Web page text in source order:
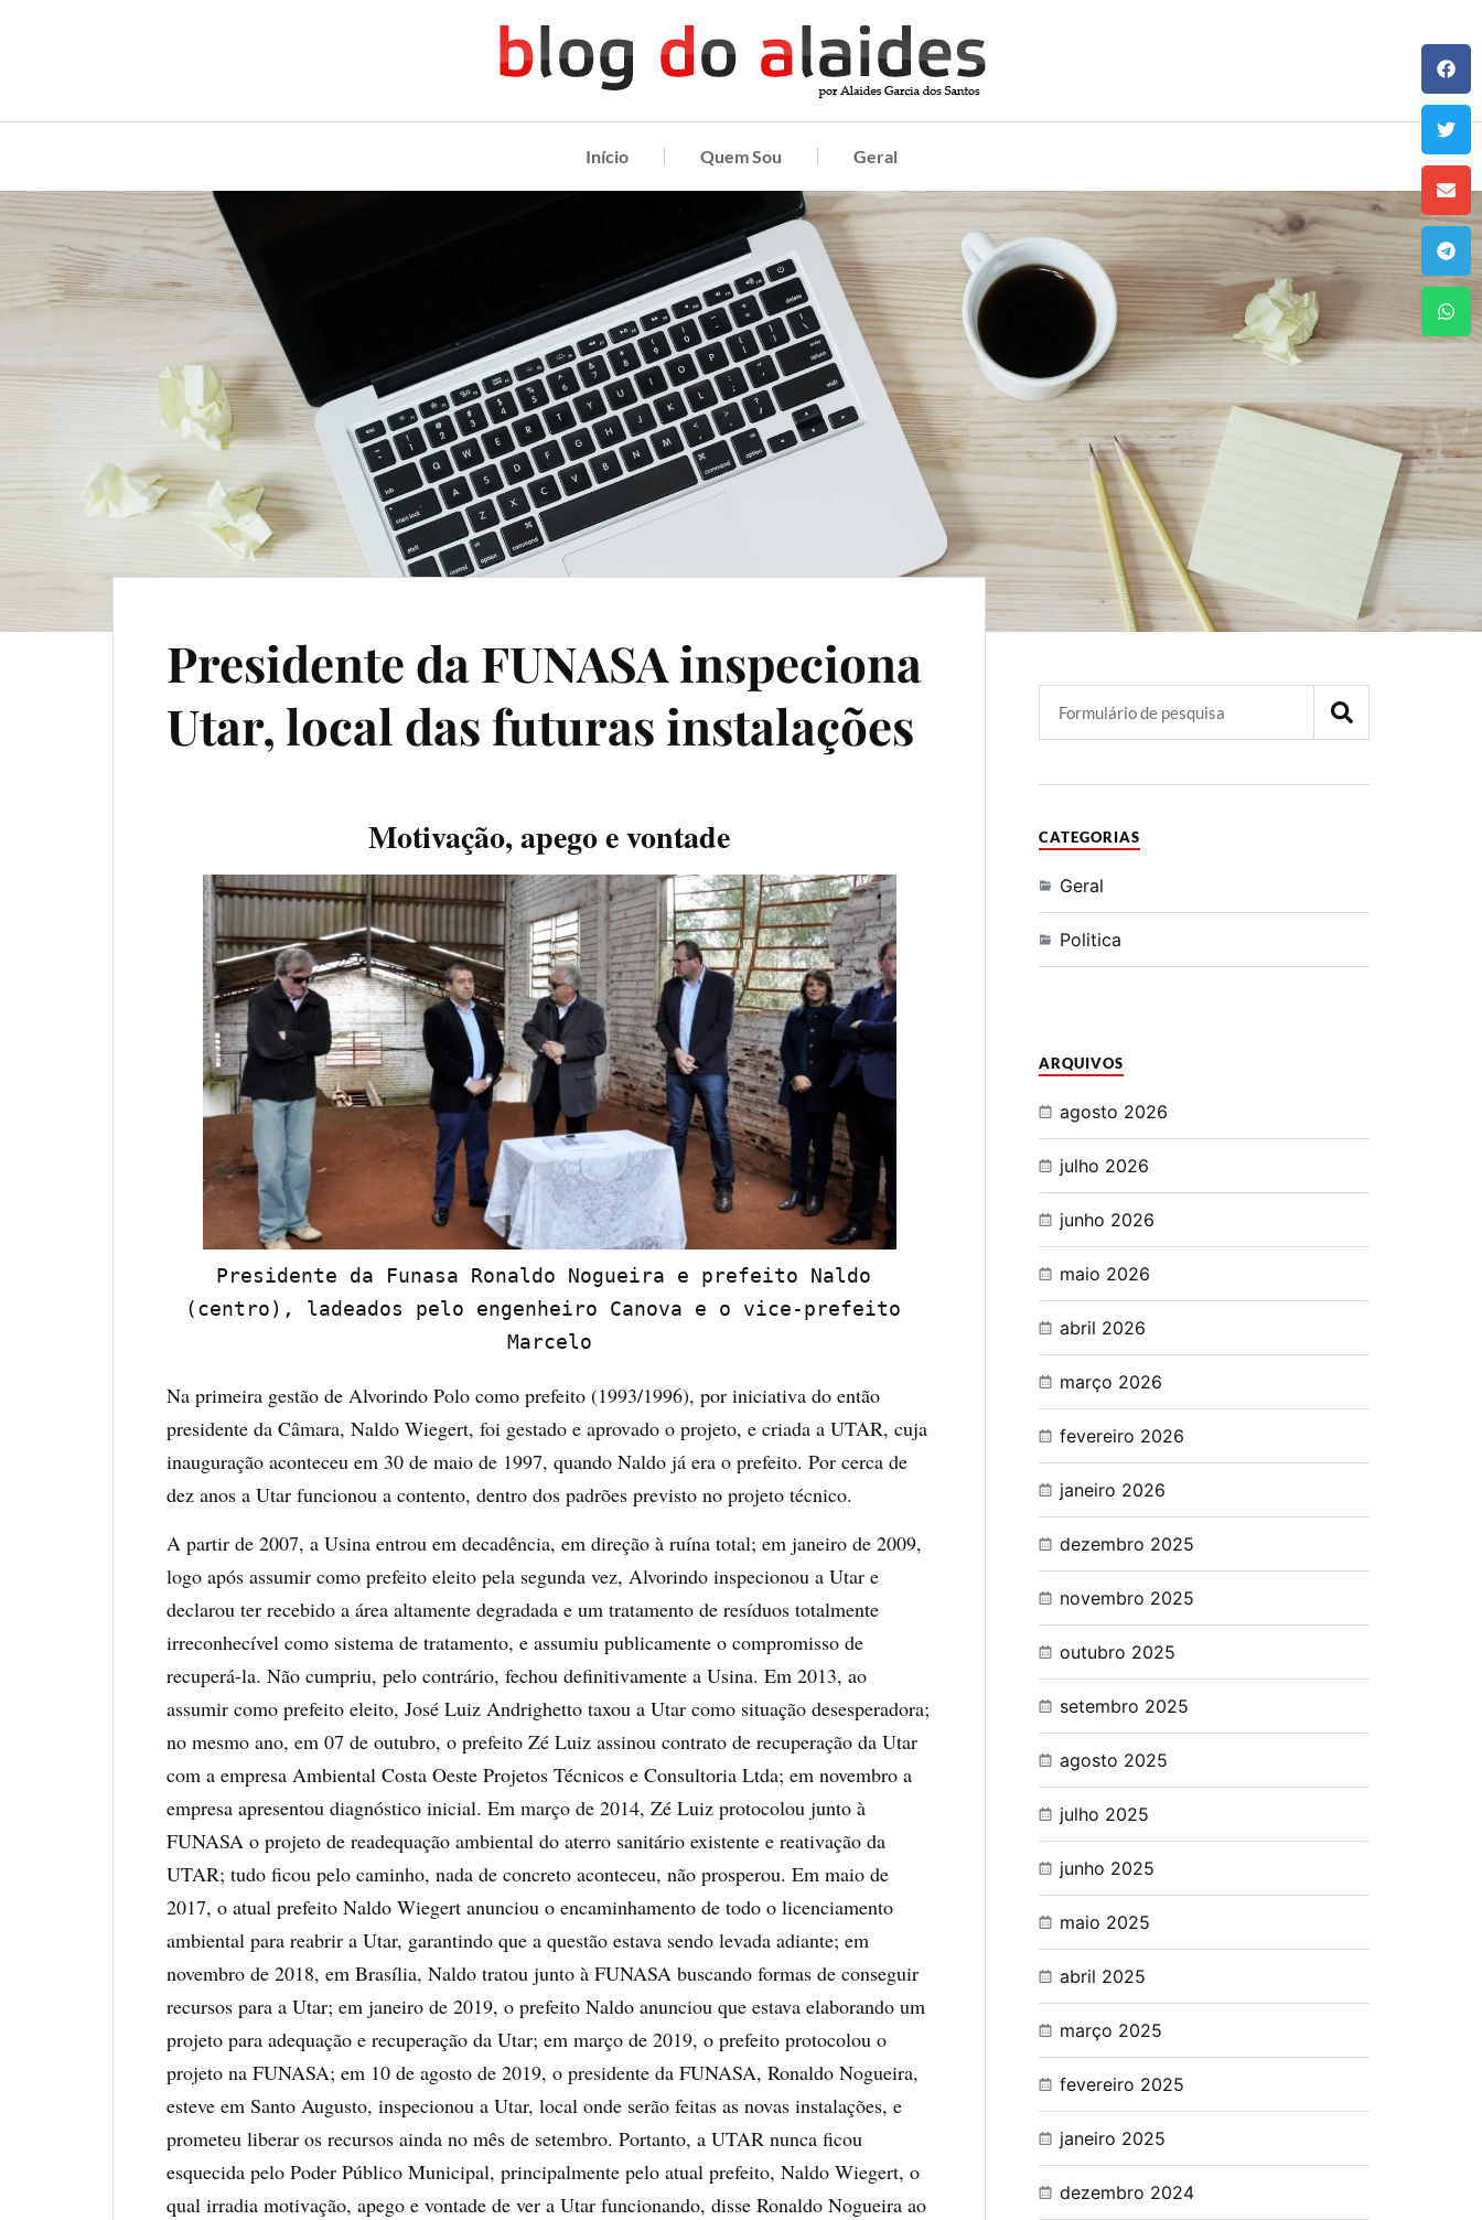
Início Quem Sou Geral
Presidente da FUNASA inspeciona
Utar, local das futuras instalações
Motivação, apego e vontade
Presidente da Funasa Ronaldo Nogueira e prefeito Naldo
(centro), ladeados pelo engenheiro Canova e o vice-prefeito
Marcelo
Na primeira gestão de Alvorindo Polo como prefeito (1993/1996), por iniciativa do então
presidente da Câmara, Naldo Wiegert, foi gestado e aprovado o projeto, e criada a UTAR, cuja
inauguração aconteceu em 30 de maio de 1997, quando Naldo já era o prefeito. Por cerca de
dez anos a Utar funcionou a contento, dentro dos padrões previsto no projeto técnico.
A partir de 2007, a Usina entrou em decadência, em direção à ruína total; em janeiro de 2009,
logo após assumir como prefeito eleito pela segunda vez, Alvorindo inspecionou a Utar e
declarou ter recebido a área altamente degradada e um tratamento de resíduos totalmente
irreconhecível como sistema de tratamento, e assumiu publicamente o compromisso de
recuperá-la. Não cumpriu, pelo contrário, fechou definitivamente a Usina. Em 2013, ao
assumir como prefeito eleito, José Luiz Andrighetto taxou a Utar como situação desesperadora;
no mesmo ano, em 07 de outubro, o prefeito Zé Luiz assinou contrato de recuperação da Utar
com a empresa Ambiental Costa Oeste Projetos Técnicos e Consultoria Ltda; em novembro a
empresa apresentou diagnóstico inicial. Em março de 2014, Zé Luiz protocolou junto à
FUNASA o projeto de readequação ambiental do aterro sanitário existente e reativação da
UTAR; tudo ficou pelo caminho, nada de concreto aconteceu, não prosperou. Em maio de
2017, o atual prefeito Naldo Wiegert anunciou o encaminhamento de todo o licenciamento
ambiental para reabrir a Utar, garantindo que a questão estava sendo levada adiante; em
novembro de 2018, em Brasília, Naldo tratou junto à FUNASA buscando formas de conseguir
recursos para a Utar; em janeiro de 2019, o prefeito Naldo anunciou que estava elaborando um
projeto para adequação e recuperação da Utar; em março de 2019, o prefeito protocolou o
projeto na FUNASA; em 10 de agosto de 2019, o presidente da FUNASA, Ronaldo Nogueira,
esteve em Santo Augusto, inspecionou a Utar, local onde serão feitas as novas instalações, e
prometeu liberar os recursos ainda no mês de setembro. Portanto, a UTAR nunca ficou
esquecida pelo Poder Público Municipal, principalmente pelo atual prefeito, Naldo Wiegert, o
qual irradia motivação, apego e vontade de ver a Utar funcionando, disse Ronaldo Nogueira ao
CATEGORIAS
Geral
Politica
ARQUIVOS
agosto 2026
julho 2026
junho 2026
maio 2026
abril 2026
março 2026
fevereiro 2026
janeiro 2026
dezembro 2025
novembro 2025
outubro 2025
setembro 2025
agosto 2025
julho 2025
junho 2025
maio 2025
abril 2025
março 2025
fevereiro 2025
janeiro 2025
dezembro 2024